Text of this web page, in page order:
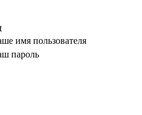
имя пользователя
пароль